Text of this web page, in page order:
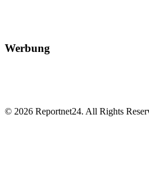
Werbung
© 2026 Reportnet24. All Rights